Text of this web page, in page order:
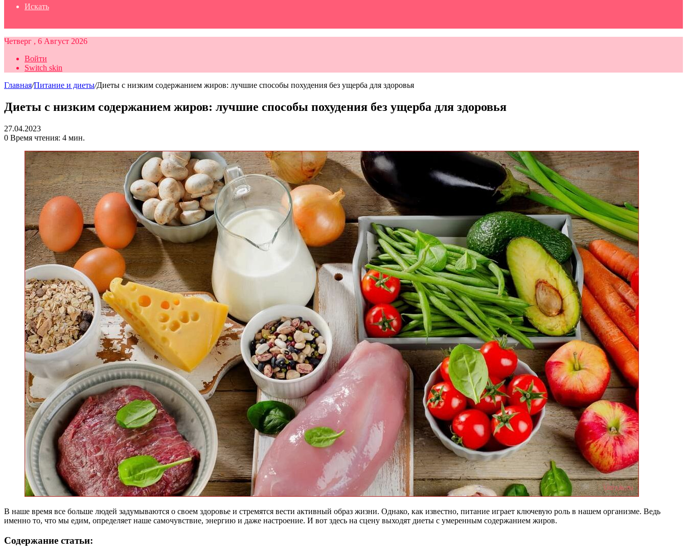
Искать
Четверг , 6 Август 2026
Войти
Switch skin
Главная/Питание и диеты/Диеты с низким содержанием жиров: лучшие способы похудения без ущерба для здоровья
Диеты с низким содержанием жиров: лучшие способы похудения без ущерба для здоровья
27.04.2023
0 Время чтения: 4 мин.
В наше время все больше людей задумываются о своем здоровье и стремятся вести активный образ жизни. Однако, как известно, питание играет ключевую роль в нашем организме. Ведь
именно то, что мы едим, определяет наше самочувствие, энергию и даже настроение. И вот здесь на сцену выходят диеты с умеренным содержанием жиров.
Содержание статьи: